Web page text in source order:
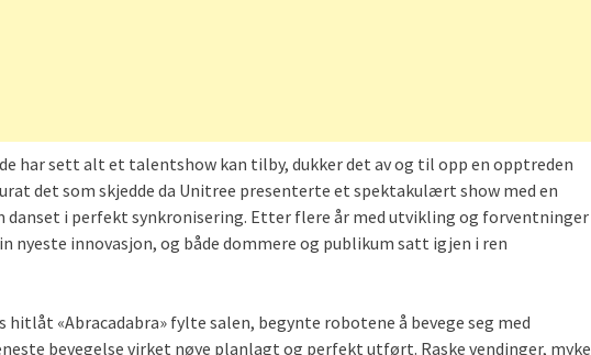
har sett alt et talentshow kan tilby, dukker det av og til opp en opptreden
det som skjedde da Unitree presenterte et spektakulært show med en
danset i perfekt synkronisering. Etter flere år med utvikling og forventninger
nyeste innovasjon, og både dommere og publikum satt igjen i ren
hitlåt «Abracadabra» fylte salen, begynte robotene å bevege seg med
bevegelse virket nøye planlagt og perfekt utført. Raske vendinger, myke